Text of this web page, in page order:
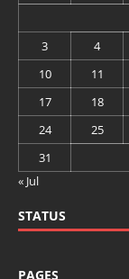
3
4
10
11
17
18
24
25
31
« Jul
STATUS
PAGES